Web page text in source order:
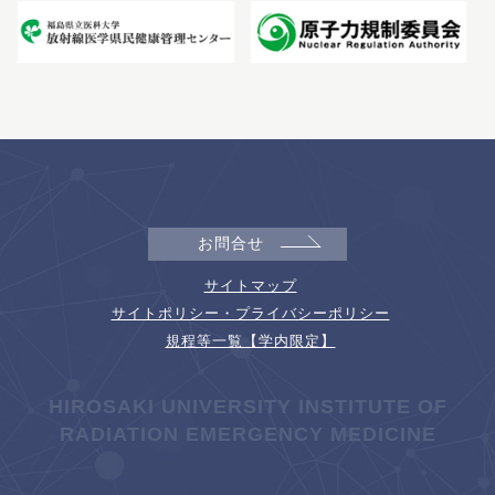
お問合せ
サイトマップ
サイトポリシー・プライバシーポリシー
規程等一覧【学内限定】
HIROSAKI UNIVERSITY INSTITUTE OF
RADIATION EMERGENCY MEDICINE